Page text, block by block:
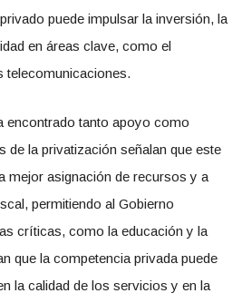
puede impulsar la inversión, la
en áreas clave, como el
telecomunicaciones.
encontrado tanto apoyo como
la privatización señalan que este
mejor asignación de recursos y a
permitiendo al Gobierno
críticas, como la educación y la
que la competencia privada puede
la calidad de los servicios y en la